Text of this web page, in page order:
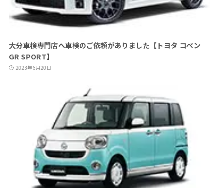
大分車検専門店へ車検のご依頼がありました【トヨタ コペン
GR SPORT】
2023年6月20日